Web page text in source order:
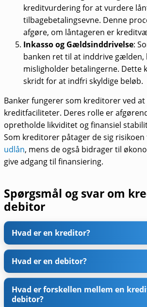
kreditvurdering for at vurdere
tilbagebetalingsevne. Denne
afgøre, om låntageren er
Inkasso og Gældsinddrivelse:
banken ret til at inddrive gælden,
misligholder betalingerne. Dette
skridt for at indfri skyldige beløb.
Banker fungerer som kreditorer ved
kreditfaciliteter. Deres rolle er
opretholde likviditet og finansiel
Som kreditorer påtager de sig
udlån, mens de også bidrager til
give adgang til finansiering.
Spørgsmål og svar om
debitor
Hvad er en kreditor?
Hvad er en debitor?
Hvad er forskellen mellem en
debitor?